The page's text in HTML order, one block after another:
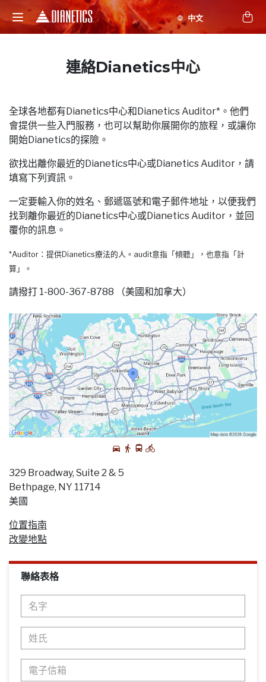
連絡Dianetics中心
全球各地都有Dianetics中心和Dianetics Auditor*。他們
會提供一些入門服務，也可以幫助你展開你的旅程，或讓你
開始Dianetics的探險。
欲找出離你最近的Dianetics中心或Dianetics Auditor，請
填寫下列資訊。
一定要輸入你的姓名、郵遞區號和電子郵件地址，以便我們
找到離你最近的Dianetics中心或Dianetics Auditor，並回
覆你的訊息。
*Auditor：提供Dianetics療法的人。audit意指「傾聽」，也意指「計
算」。
請撥打 1-800-367-8788 （美國和加拿大）
329 Broadway, Suite 2 & 5
Bethpage, NY 11714
美國
位置指南
改變地點
聯絡表格